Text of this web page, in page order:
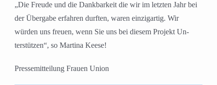
„Die Freude und die Dankbarkeit die wir im letzten Jahr bei
der Übergabe erfahren durften, waren einzigartig. Wir
würden uns freuen, wenn Sie uns bei diesem Projekt Un-
terstützen“, so Martina Keese!
Pressemitteilung Frauen Union